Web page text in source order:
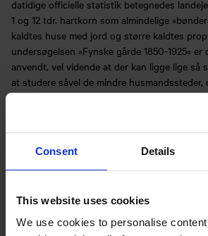
Consent Details
This website uses cookies
We use cookies to personalise
datidige officielle statistik betegnedes
1 og 12 tdr. hartkorn som almindelige
kaldtes huse med jord og større kaldtes
undersøgelsen »Fynske gårde 1850-1925«
anvendt, vel vidende at der kan ligge lige så
at studere såvel de mindre
perioden, som de større gårde. Men da det
tidligere fæstegårdes
omfang som intensitet.